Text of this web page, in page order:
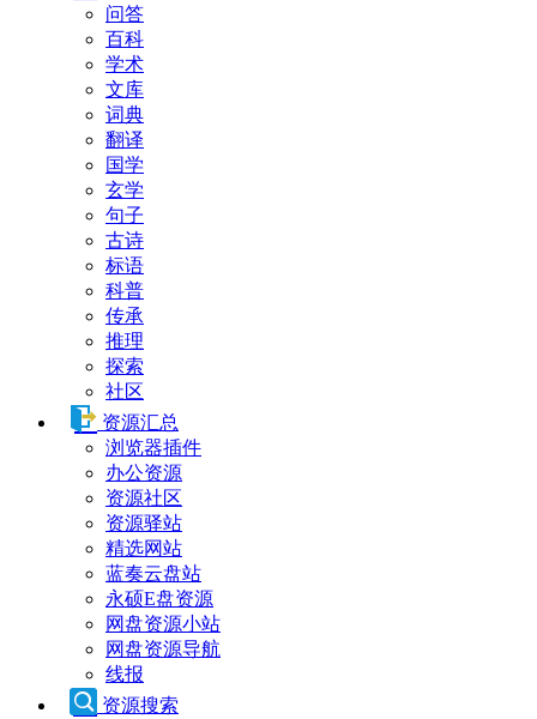
问答
百科
学术
文库
词典
翻译
国学
玄学
句子
古诗
标语
科普
传承
推理
探索
社区
资源汇总
浏览器插件
办公资源
资源社区
资源驿站
精选网站
蓝奏云盘站
永硕E盘资源
网盘资源小站
网盘资源导航
线报
资源搜索